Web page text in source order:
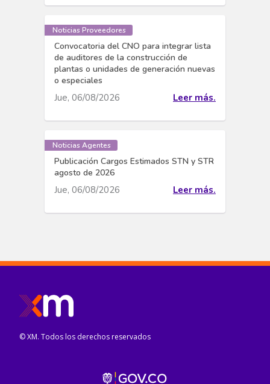
Noticias Proveedores
Convocatoria del CNO para integrar lista
de auditores de la construcción de
plantas o unidades de generación nuevas
o especiales
Jue, 06/08/2026 Leer más.
Noticias Agentes
Publicación Cargos Estimados STN y STR
agosto de 2026
Jue, 06/08/2026 Leer más.
© XM. Todos los derechos reservados